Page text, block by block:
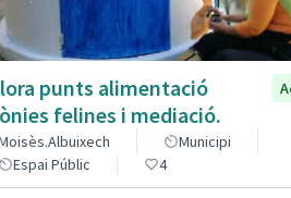
punts alimentació
felines i mediació.
Municipi
Espai Públic
4